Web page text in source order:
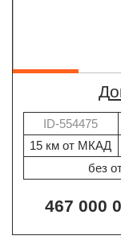
ID-554475
15 км от МКАД
без
467 000